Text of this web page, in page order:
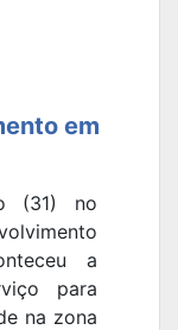
em
(31) no
a
para
na zona